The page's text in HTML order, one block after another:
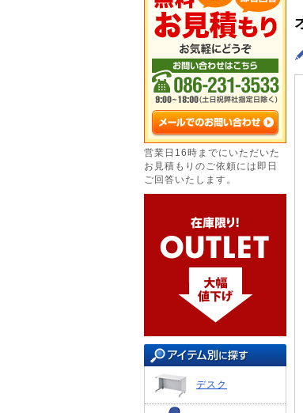
営業日16時までにいただいた
お見積もりのご依頼には即日
ご回答いたします。
デスク